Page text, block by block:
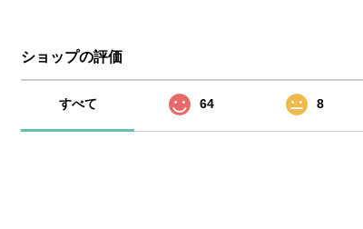
ショップの評価
すべて 64 8